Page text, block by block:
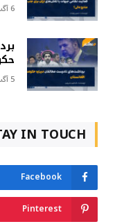
6 آگست 2026
5 آگست 2026
IN TOUCH
Facebook
Pinterest